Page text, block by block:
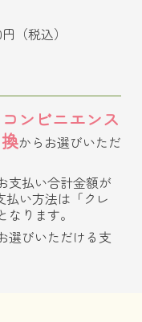
（税込）
ンビニエンス
からお選びいただ
支払い合計金額が
払い方法は「クレ
ります。
選びいただける支